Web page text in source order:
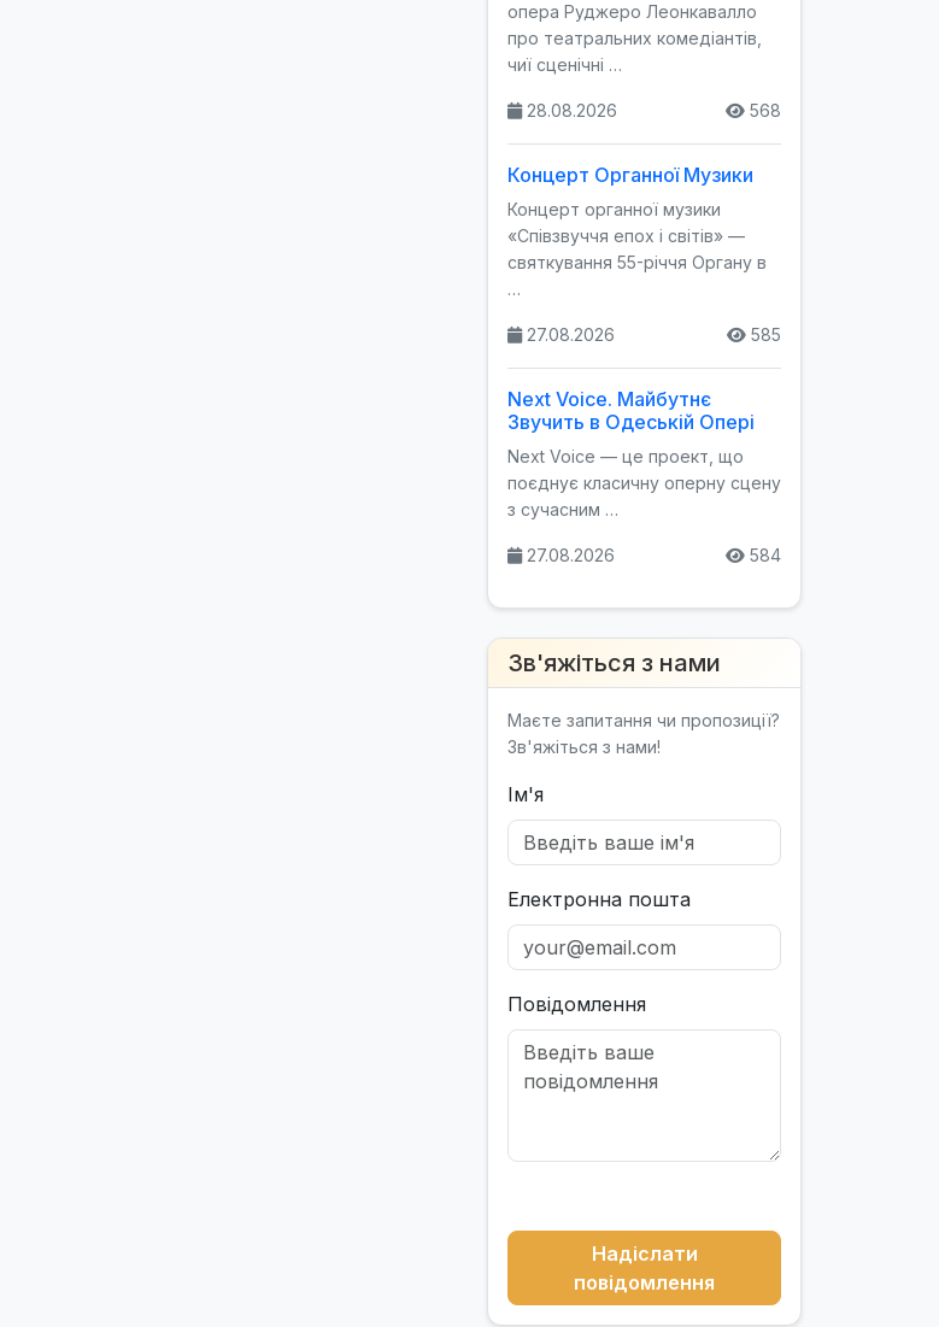
опера Руджеро Леонкавалло
про театральних комедіантів,
чиї сценічні …
28.08.2026 568
Концерт Органної Музики
Концерт органної музики
«Співзвуччя епох і світів» —
святкування 55-річчя Органу в
…
27.08.2026 585
Next Voice. Майбутнє
Звучить в Одеській Опері
Next Voice — це проект, що
поєднує класичну оперну сцену
з сучасним …
27.08.2026 584
Зв'яжіться з нами
Маєте запитання чи пропозиції?
Зв'яжіться з нами!
Ім'я
Електронна пошта
Повідомлення
Надіслати
повідомлення